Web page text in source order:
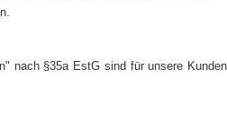
nach §35a EstG sind für unsere Kunden